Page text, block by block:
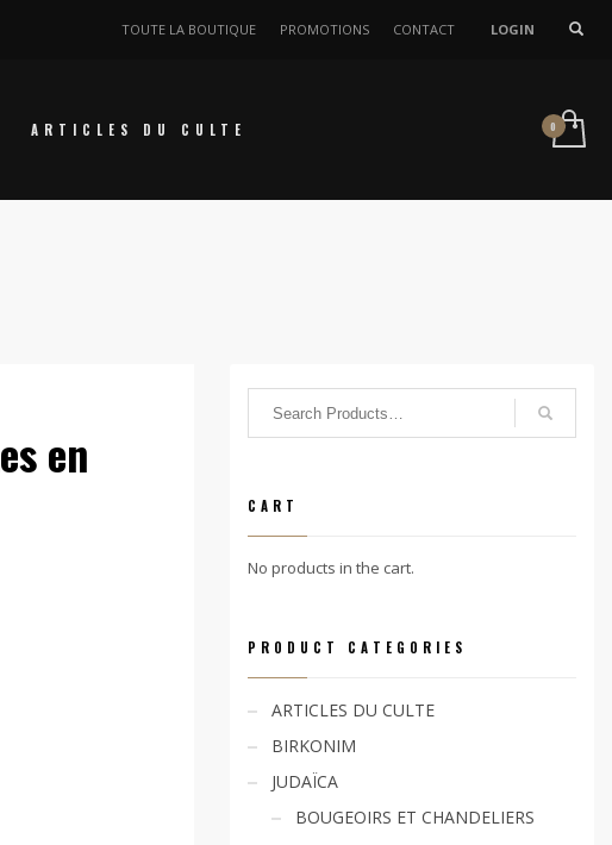
TOUTE LA BOUTIQUE PROMOTIONS CONTACT LOGIN
ARTICLES DU CULTE
en
CART
No products in the cart.
PRODUCT CATEGORIES
ARTICLES DU CULTE
BIRKONIM
JUDAÏCA
BOUGEOIRS ET CHANDELIERS